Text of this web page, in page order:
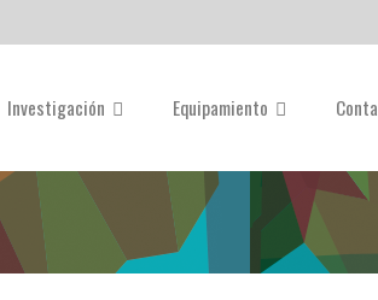
Investigación Equipamiento